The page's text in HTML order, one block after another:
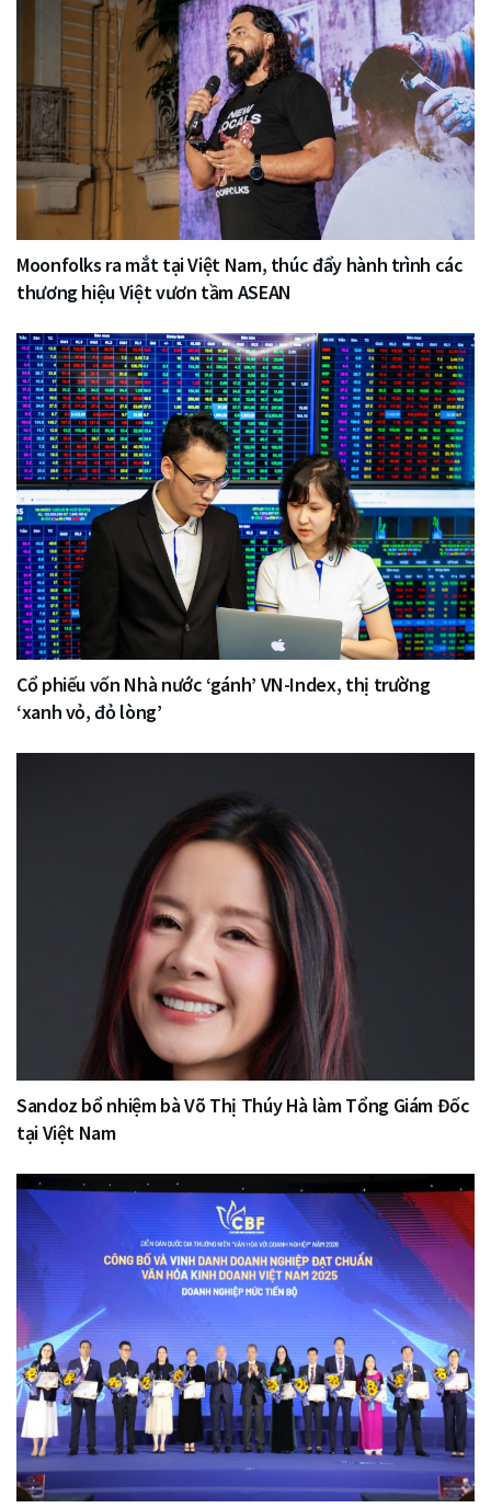
Moonfolks ra mắt tại Việt Nam, thúc đẩy hành trình các
thương hiệu Việt vươn tầm ASEAN
Cổ phiếu vốn Nhà nước ‘gánh’ VN-Index, thị trường
‘xanh vỏ, đỏ lòng’
Sandoz bổ nhiệm bà Võ Thị Thúy Hà làm Tổng Giám Đốc
tại Việt Nam